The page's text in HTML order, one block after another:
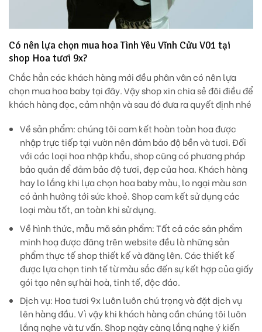
Có nên lựa chọn mua hoa Tình Yêu Vĩnh Cửu V01 tại
shop Hoa tươi 9x?
Chắc hẳn các khách hàng mới đều phân vân có nên lựa
chọn mua hoa baby tại đây. Vậy shop xin chia sẻ đôi điều để
khách hàng đọc, cảm nhận và sau đó đưa ra quyết định nhé
Về sản phẩm:chúng tôi cam kết hoàn toàn hoa được
nhập trực tiếp tại vườn nên đảm bảo độ bền và tươi. Đối
với các loại hoa nhập khẩu, shop cũng có phương pháp
bảo quản để đảm bảo độ tươi, đẹp của hoa. Khách hàng
hay lo lắng khi lựa chọn hoa baby màu, lo ngại màu sơn
có ảnh hưởng tới sức khoẻ. Shop cam kết sử dụng các
loại màu tốt, an toàn khi sử dụng.
Về hình thức, mẫu mã sản phẩm:Tất cả các sản phẩm
minh hoạ được đăng trên website đều là những sản
phẩm thực tế shop thiết kế và đăng lên. Các thiết kế
được lựa chọn tinh tế từ màu sắc đến sự kết hợp của giấy
gói tạo nên sự hài hoà, tinh tế, độc đáo.
Dịch vụ: Hoa tươi 9x luôn luôn chú trọng và đặt dịch vụ
lên hàng đầu. Vì vậy khi khách hàng cần chúng tôi luôn
lắng nghe và tư vấn. Shop ngày càng lắng nghe ý kiến